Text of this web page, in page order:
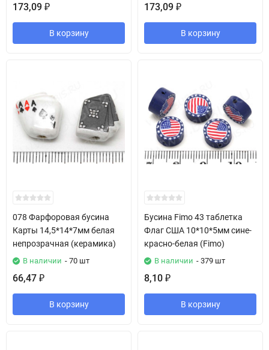
173,09 ₽
В корзину
173,09 ₽
В корзину
078 Фарфоровая бусина
Карты 14,5*14*7мм белая
непрозрачная (керамика)
В наличии - 70 шт
66,47 ₽
В корзину
Бусина Fimo 43 таблетка
Флаг США 10*10*5мм сине-
красно-белая (Fimo)
В наличии - 379 шт
8,10 ₽
В корзину